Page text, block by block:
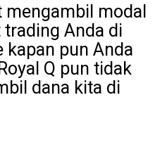
mengambil modal
Anda di
kapan pun Anda
Q pun tidak
dana kita di